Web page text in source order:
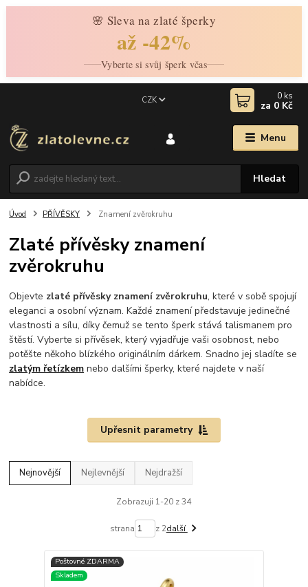
🌸 Sleva na zlaté šperky
až -42%
Vyberte si svůj šperk včas
Menu
CZK
Hledat
0 ks
za 0 Kč
Úvod PŘÍVĚSKY Znamení zvěrokruhu
Zlaté přívěsky znamení
zvěrokruhu
Objevte zlaté přívěsky znamení zvěrokruhu, které v sobě spojují
eleganci a osobní význam. Každé znamení představuje jedinečné
vlastnosti a sílu, díky čemuž se tento šperk stává talismanem pro
štěstí. Vyberte si přívěsek, který vyjadřuje vaši osobnost, nebo
potěšte někoho blízkého originálním dárkem. Snadno jej sladíte se
zlatým řetízkem nebo dalšími šperky, které najdete v naší
nabídce.
Upřesnit parametry
Nejnovější Nejlevnější Nejdražší
Zobrazuji 1-20 z 34
strana z 2další